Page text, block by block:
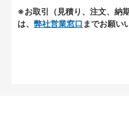
※お取引（見積り、注文、納
は、 弊社営業窓口 までお願い